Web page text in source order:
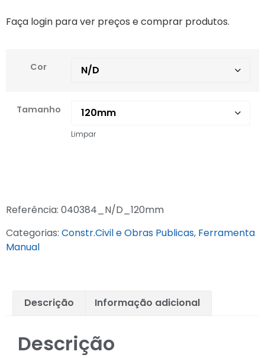
Faça login para ver preços e comprar produtos.
Cor
Tamanho
Limpar
Referência: 040384_N/D_120mm
Categorias: Constr.Civil e Obras Publicas, Ferramenta
Manual
Descrição Informação adicional
Descrição